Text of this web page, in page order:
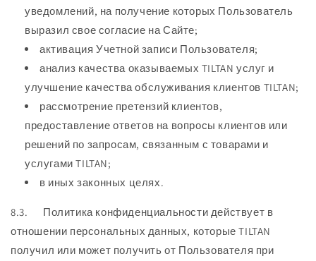
уведомлений, на получение которых Пользователь
выразил свое согласие на Сайте;
активация Учетной записи Пользователя;
анализ качества оказываемых TILTAN услуг и
улучшение качества обслуживания клиентов TILTAN;
рассмотрение претензий клиентов,
предоставление ответов на вопросы клиентов или
решений по запросам, связанным с товарами и
услугами TILTAN;
в иных законных целях.
8.3. Политика конфиденциальности действует в
отношении персональных данных, которые TILTAN
получил или может получить от Пользователя при